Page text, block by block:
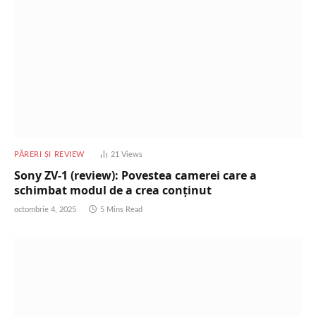
PĂRERI ȘI REVIEW 21 Views
Sony ZV-1 (review): Povestea camerei care a
schimbat modul de a crea conținut
octombrie 4, 2025 5 Mins Read